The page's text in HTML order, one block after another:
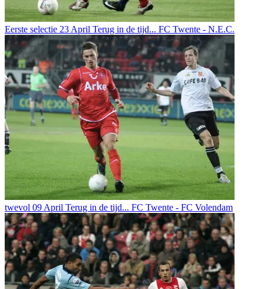
Eerste selectie 23 April Terug in de tijd... FC Twente - N.E.C.
twevol 09 April Terug in de tijd... FC Twente - FC Volendam